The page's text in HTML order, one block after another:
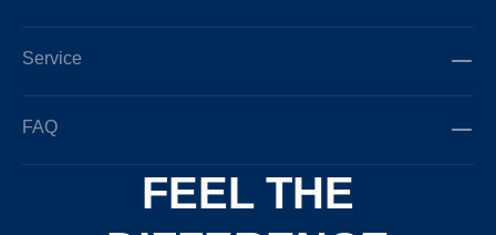
Service
FAQ
FEEL THE